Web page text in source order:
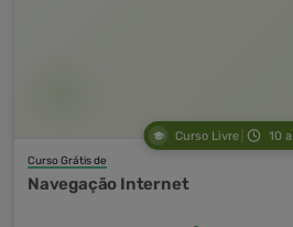
Curso Livre 10
Curso Grátis de
Navegação Internet